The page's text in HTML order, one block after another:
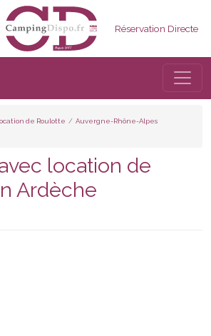
Réservation Directe
de Roulotte
Auvergne-Rhône-Alpes
location de
Ardèche